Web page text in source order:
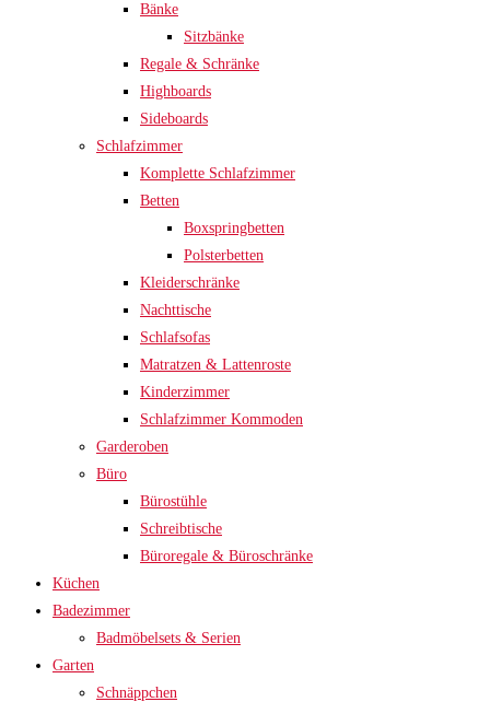
Bänke
Sitzbänke
Regale & Schränke
Highboards
Sideboards
Schlafzimmer
Komplette Schlafzimmer
Betten
Boxspringbetten
Polsterbetten
Kleiderschränke
Nachttische
Schlafsofas
Matratzen & Lattenroste
Kinderzimmer
Schlafzimmer Kommoden
Garderoben
Büro
Bürostühle
Schreibtische
Büroregale & Büroschränke
Küchen
Badezimmer
Badmöbelsets & Serien
Garten
Schnäppchen